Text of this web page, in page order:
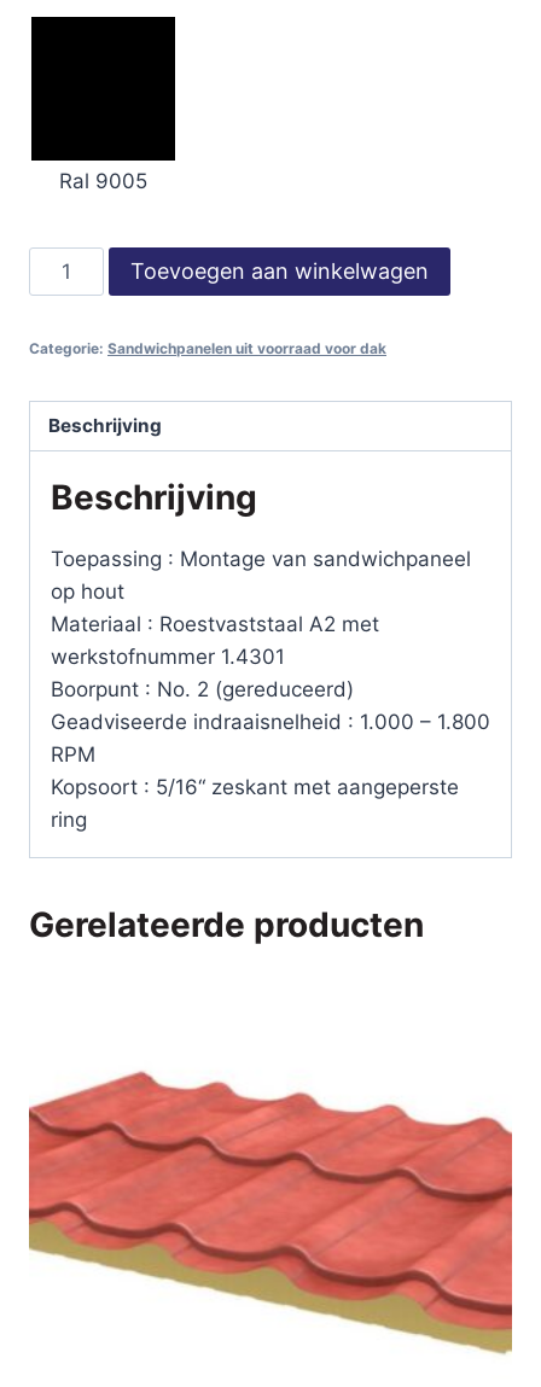
Ral 9005
RVS
Paneelparkers
lengte
mm
-
Zwart
Dakpanpanelen
per
100
stuks
aantal
Toevoegen aan winkelwagen
Categorie: Sandwichpanelen uit voorraad voor dak
Beschrijving
Beschrijving
Toepassing : Montage van sandwichpaneel
op hout
Materiaal : Roestvaststaal A2 met
werkstofnummer 1.4301
Boorpunt : No. 2 (gereduceerd)
Geadviseerde indraaisnelheid : 1.000 – 1.800
RPM
Kopsoort : 5/16“ zeskant met aangeperste
ring
Gerelateerde producten